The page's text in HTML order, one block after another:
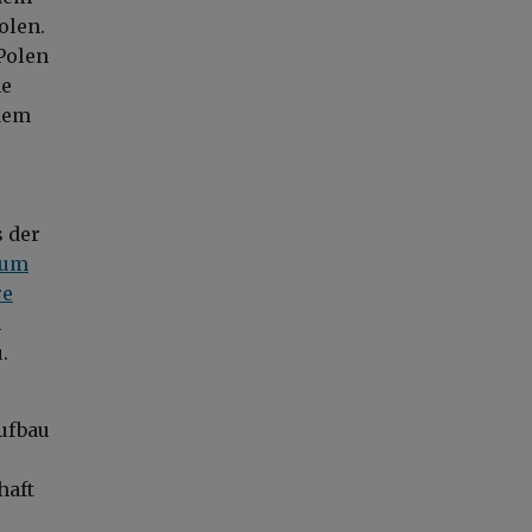
der